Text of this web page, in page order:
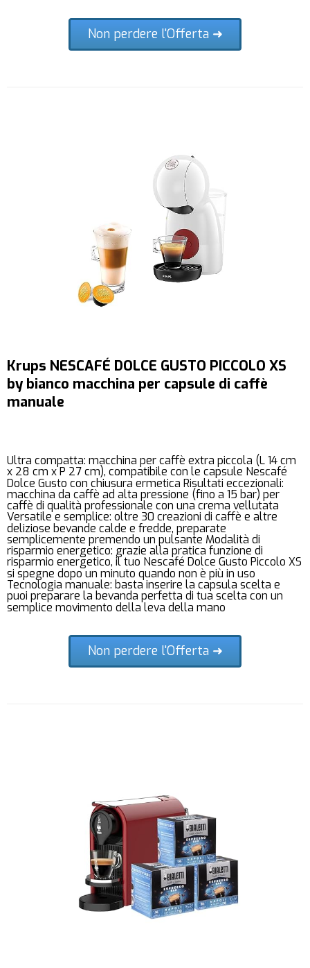
Non perdere l'Offerta ➜
Krups NESCAFÉ DOLCE GUSTO PICCOLO XS
by bianco macchina per capsule di caffè
manuale
Ultra compatta: macchina per caffè extra piccola (L 14 cm
x 28 cm x P 27 cm), compatibile con le capsule Nescafé
Dolce Gusto con chiusura ermetica Risultati eccezionali:
macchina da caffè ad alta pressione (fino a 15 bar) per
caffè di qualità professionale con una crema vellutata
Versatile e semplice: oltre 30 creazioni di caffè e altre
deliziose bevande calde e fredde, preparate
semplicemente premendo un pulsante Modalità di
risparmio energetico: grazie alla pratica funzione di
risparmio energetico, il tuo Nescafé Dolce Gusto Piccolo XS
si spegne dopo un minuto quando non è più in uso
Tecnologia manuale: basta inserire la capsula scelta e
puoi preparare la bevanda perfetta di tua scelta con un
semplice movimento della leva della mano
Non perdere l'Offerta ➜